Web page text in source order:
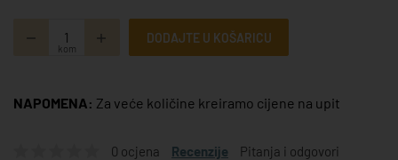
kom
DODAJTE U KOŠARICU
NAPOMENA: Za veće količine kreiramo cijene na upit
0 ocjena Recenzije Pitanja i odgovori